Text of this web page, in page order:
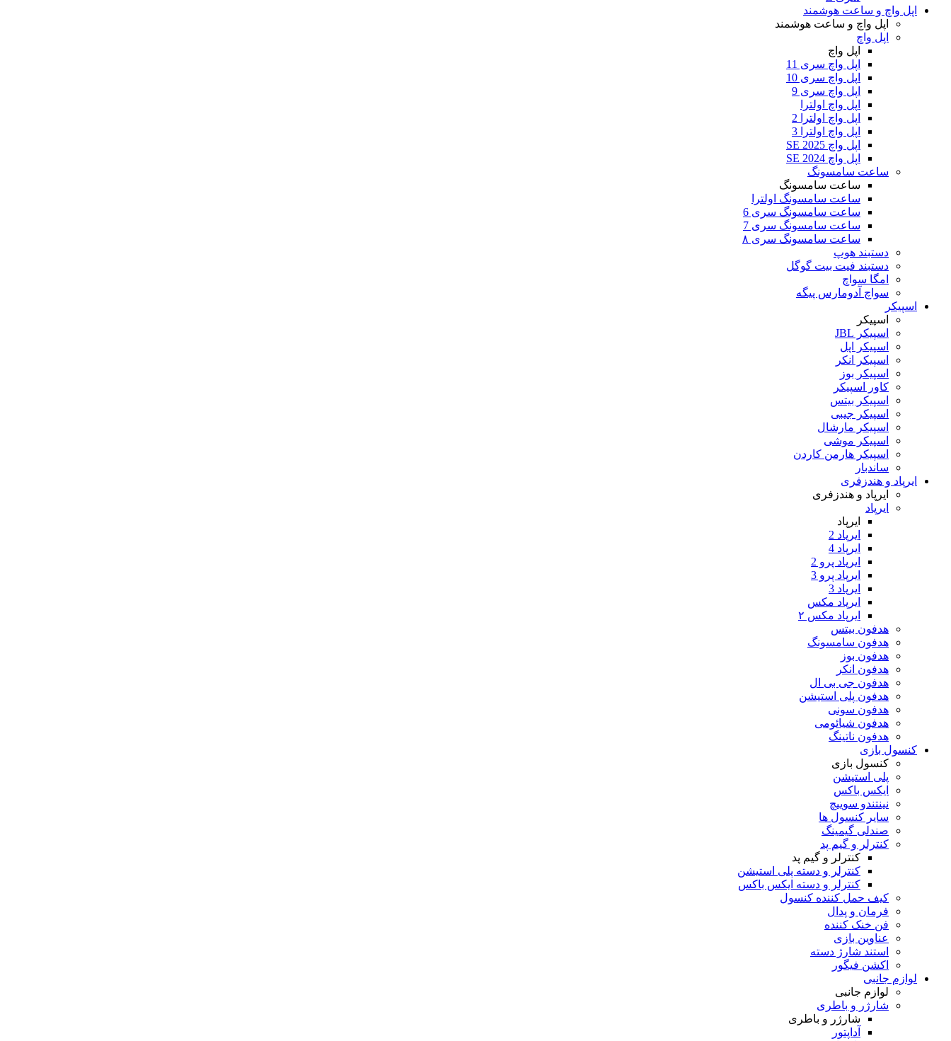
اپل واچ و ساعت هوشمند
اپل واچ و ساعت هوشمند
اپل واچ
اپل واچ
اپل واچ سری 11
اپل واچ سری 10
اپل واچ سری 9
اپل واچ اولترا
اپل واچ اولترا 2
اپل واچ اولترا 3
اپل واچ SE 2025
اپل واچ SE 2024
ساعت سامسونگ
ساعت سامسونگ
ساعت سامسونگ اولترا
ساعت سامسونگ سری 6
ساعت سامسونگ سری 7
ساعت سامسونگ سری ۸
دستبند هوپ
دستبند فیت بیت گوگل
امگا سواچ
سواچ آدومارس پیگه
اسپیکر
اسپیکر
اسپیکر JBL
اسپیکر اپل
اسپیکر انکر
اسپیکر بوز
کاور اسپیکر
اسپیکر بیتس
اسپیکر جیبی
اسپیکر مارشال
اسپیکر موشی
اسپیکر هارمن کاردن
ساندبار
ایرپاد و هندزفری
ایرپاد و هندزفری
ایرپاد
ایرپاد
ایرپاد 2
ایرپاد 4
ایرپاد پرو 2
ایرپاد پرو 3
ایرپاد 3
ایرپاد مکس
ایرپاد مکس ۲
هدفون بیتس
هدفون سامسونگ
هدفون بوز
هدفون انکر
هدفون جی بی ال
هدفون پلی استیشن
هدفون سونی
هدفون شیائومی
هدفون ناتینگ
کنسول بازی
کنسول بازی
پلی استیشن
ایکس باکس
نینتندو سوییچ
سایر کنسول ها
صندلی گیمینگ
کنترلر و گیم پد
کنترلر و گیم پد
کنترلر و دسته پلی استیشن
کنترلر و دسته ایکس باکس
کیف حمل کننده کنسول
فرمان و پدال
فن خنک کننده
عناوین بازی
استند شارژ دسته
اکشن فیگور
لوازم جانبی
لوازم جانبی
شارژر و باطری
شارژر و باطری
آداپتور